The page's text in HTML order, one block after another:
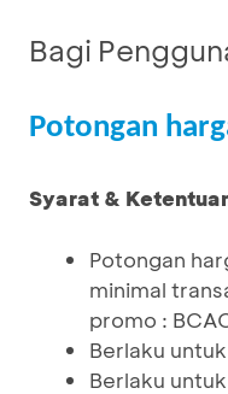
Bagi
Potongan
Syarat &
Potongan
minimal
promo :
Berlaku
Berlaku